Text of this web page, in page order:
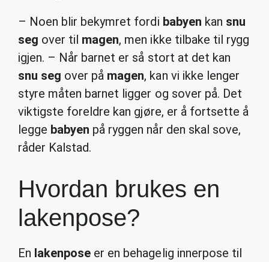
– Noen blir bekymret fordi babyen kan snu
seg over til magen, men ikke tilbake til rygg
igjen. – Når barnet er så stort at det kan
snu seg over på magen, kan vi ikke lenger
styre måten barnet ligger og sover på. Det
viktigste foreldre kan gjøre, er å fortsette å
legge babyen på ryggen når den skal sove,
råder Kalstad.
Hvordan brukes en
lakenpose?
En lakenpose er en behagelig innerpose til